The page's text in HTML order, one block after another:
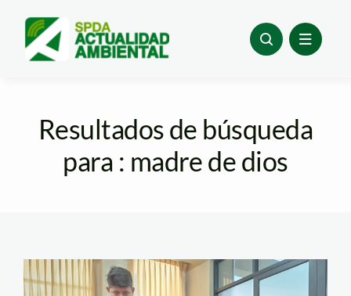
content
Resultados de búsqueda
para : madre de dios